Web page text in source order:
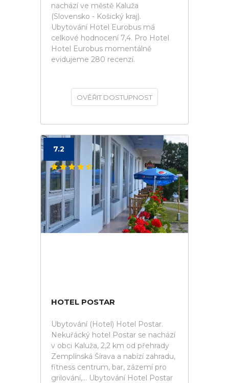
nachází ve městě Kaluža
(Slovensko - Košický kraj).
Ubytování Hotel Eurobus má
celkové hodnocení 7,4. Pro Hotel
Hotel Eurobus momentálně
evidujeme 280 recenzí.
OVĚŘIT DOSTUPNOST
7.2
HOTEL POSTAR
Ubytování (Hotel) Hotel Postar.
Nekuřácký hotel Postar se nachází
v obci Kaluža, 2,2 km od přehrady
Zemplínská Šírava a nabízí zahradu,
fitness centrum, bar, zázemí pro
grilování,... Ubytování Hotel Postar